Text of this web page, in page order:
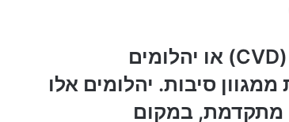
יהלומי מעבדה, הידועים גם כיהלומים סינטטים (CVD) או יהלומים
סיבות. יהלומים אלו
מתקדמת, במקום